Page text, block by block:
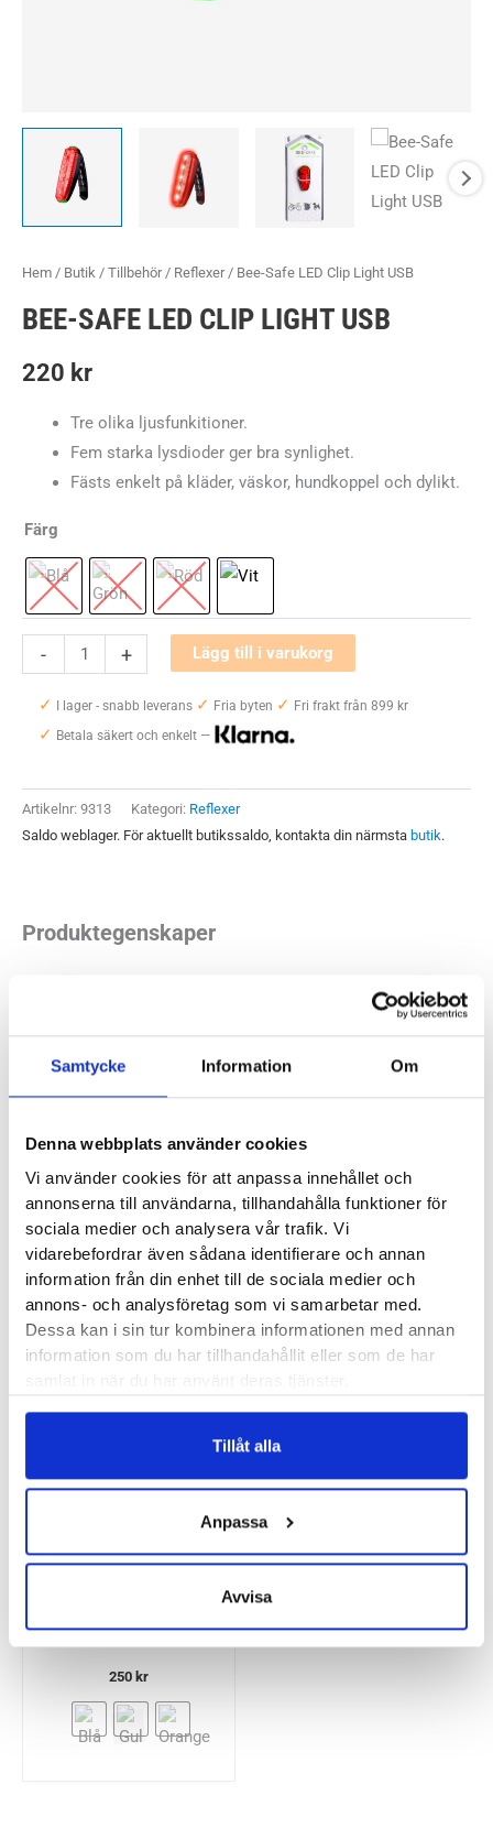
Samtycke Information Om
Denna webbplats använder cookies
Vi använder cookies för att anpassa innehållet och
annonserna till användarna, tillhandahålla funktioner för
sociala medier och analysera vår trafik. Vi
vidarebefordrar även sådana identifierare och annan
information från din enhet till de sociala medier och
annons- och analysföretag som vi samarbetar med.
Dessa kan i sin tur kombinera informationen med annan
information som du har tillhandahållit eller som de har
Tillåt alla
Anpassa
Avvisa
Hem / Butik / Tillbehör/ Reflexer/ Bee-Safe LED Clip Light USB
BEE-SAFE LED CLIP LIGHT USB
220 kr
Tre olika ljusfunkitioner.
Fem starka lysdioder ger bra synlighet.
Fästs enkelt på kläder, väskor, hundkoppel och dylikt.
Färg
-
Safe
LED
Clip
USB
mängd
+ Lägg till i varukorg
✓ I lager - snabb leverans ✓ Fria byten ✓ Fri frakt från 899 kr
✓ Betala säkert och enkelt —
Artikelnr: 9313 Kategori: Reflexer
Saldo weblager. För aktuellt butikssaldo, kontakta din närmsta butik.
Produktegenskaper
Liten lampa som enkelt fästs på dina kläder, väska, ryggsäck,
lampan ingår i förpackningen. Bee-Safe LED Clip Light USB
förpackningen.
Bee-Safe artikelnummer:19400
Färger:Blå, Grön, Röd, Vit
Recensioner
Andra köpte också...
250 kr